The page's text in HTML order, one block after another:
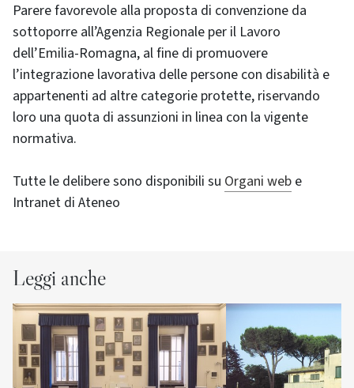
Parere favorevole alla proposta di convenzione da
sottoporre all’Agenzia Regionale per il Lavoro
dell’Emilia-Romagna, al fine di promuovere
l’integrazione lavorativa delle persone con disabilità e
appartenenti ad altre categorie protette, riservando
loro una quota di assunzioni in linea con la vigente
normativa.
Tutte le delibere sono disponibili su Organi web e
Intranet di Ateneo
Leggi anche